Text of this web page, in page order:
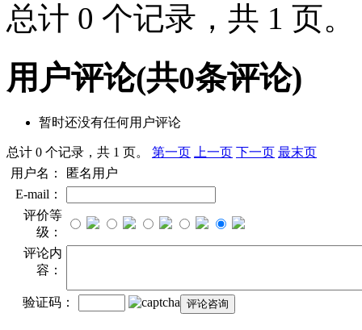
总计 0 个记录，共 1 页。
用户评论(共0条评论)
暂时还没有任何用户评论
总计 0 个记录，共 1 页。 第一页 上一页 下一页 最末页
用户名：
匿名用户
E-mail：
评价等
级：
评论内
容：
验证码：